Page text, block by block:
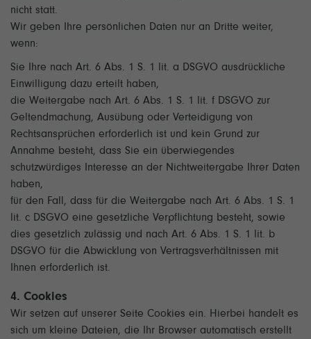
nicht statt.
Wir geben Ihre persönlichen Daten nur an Dritte weiter,
wenn:
Sie Ihre nach Art. 6 Abs. 1 S. 1 lit. a DSGVO ausdrückliche
Einwilligung dazu erteilt haben,
die Weitergabe nach Art. 6 Abs. 1 S. 1 lit. f DSGVO zur
Geltendmachung, Ausübung oder Verteidigung von
Rechtsansprüchen erforderlich ist und kein Grund zur
Annahme besteht, dass Sie ein überwiegendes
schutzwürdiges Interesse an der Nichtweitergabe Ihrer Daten
haben,
für den Fall, dass für die Weitergabe nach Art. 6 Abs. 1 S. 1
lit. c DSGVO eine gesetzliche Verpflichtung besteht, sowie
dies gesetzlich zulässig und nach Art. 6 Abs. 1 S. 1 lit. b
DSGVO für die Abwicklung von Vertragsverhältnissen mit
Ihnen erforderlich ist.
4. Cookies
Wir setzen auf unserer Seite Cookies ein. Hierbei handelt es
sich um kleine Dateien, die Ihr Browser automatisch erstellt